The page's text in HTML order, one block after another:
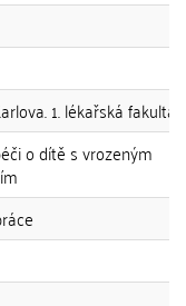
1. lékařská fakulta
o dítě s vrozeným